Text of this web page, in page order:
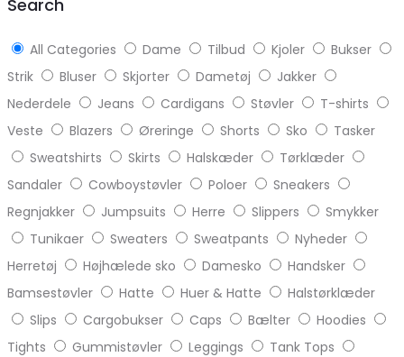
Search
All Categories Dame Tilbud Kjoler
Bukser
Strik
Bluser Skjorter Dametøj
Jakker
Nederdele
Jeans Cardigans Støvler
T-shirts
Veste
Blazers Øreringe Shorts Sko
Tasker
Sweatshirts
Skirts Halskæder
Tørklæder
Sandaler
Cowboystøvler Poloer
Sneakers
Regnjakker
Jumpsuits Herre Slippers
Smykker
Tunikaer
Sweaters Sweatpants
Nyheder
Herretøj
Højhælede sko Damesko
Handsker
Bamsestøvler
Hatte Huer & Hatte
Halstørklæder
Slips
Cargobukser Caps Bælter
Hoodies
Tights
Gummistøvler Leggings
Tank Tops